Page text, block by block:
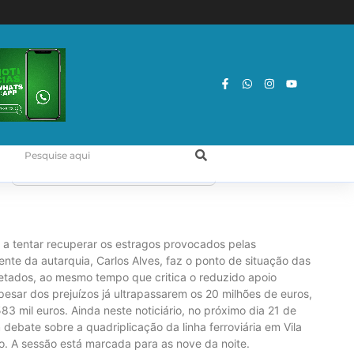
tentar recuperar os estragos provocados pelas
da autarquia, Carlos Alves, faz o ponto de situação das
ao mesmo tempo que critica o reduzido apoio
dos prejuízos já ultrapassarem os 20 milhões de euros,
mil euros. Ainda neste noticiário, no próximo dia 21 de
sobre a quadriplicação da linha ferroviária em Vila
A sessão está marcada para as nove da noite.